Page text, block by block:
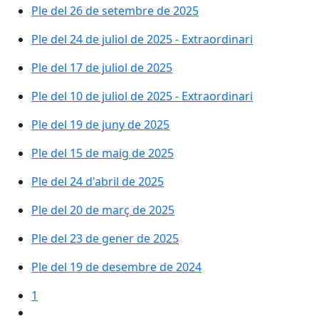
Ple del 26 de setembre de 2025
Ple del 24 de juliol de 2025 - Extraordinari
Ple del 17 de juliol de 2025
Ple del 10 de juliol de 2025 - Extraordinari
Ple del 19 de juny de 2025
Ple del 15 de maig de 2025
Ple del 24 d'abril de 2025
Ple del 20 de març de 2025
Ple del 23 de gener de 2025
Ple del 19 de desembre de 2024
1